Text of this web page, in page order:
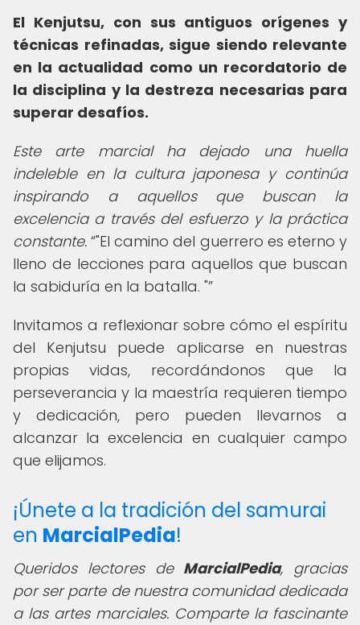
El Kenjutsu, con sus antiguos orígenes y
técnicas refinadas, sigue siendo relevante
en la actualidad como un recordatorio de
la disciplina y la destreza necesarias para
superar desafíos.
Este arte marcial ha dejado una huella
indeleble en la cultura japonesa y continúa
inspirando a aquellos que buscan la
excelencia a través del esfuerzo y la práctica
constante. "El camino del guerrero es eterno y
lleno de lecciones para aquellos que buscan
la sabiduría en la batalla. "
Invitamos a reflexionar sobre cómo el espíritu
del Kenjutsu puede aplicarse en nuestras
propias vidas, recordándonos que la
perseverancia y la maestría requieren tiempo
y dedicación, pero pueden llevarnos a
alcanzar la excelencia en cualquier campo
que elijamos.
¡Únete a la tradición del samurai
en MarcialPedia!
Queridos lectores de MarcialPedia, gracias
por ser parte de nuestra comunidad dedicada
a las artes marciales. Comparte la fascinante